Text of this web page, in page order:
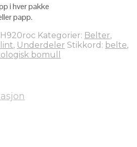
i hver pakke
papp.
Kategorier: Belter,
, Underdeler Stikkord: belte,
bomull